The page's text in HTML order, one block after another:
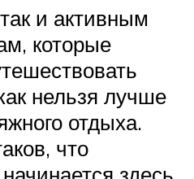
и активным
которые
нельзя лучше
отдыха.
что